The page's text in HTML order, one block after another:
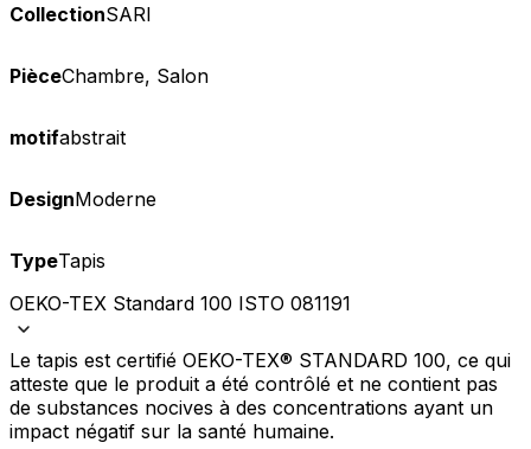
CollectionSARI
PièceChambre, Salon
motifabstrait
DesignModerne
TypeTapis
OEKO-TEX Standard 100 ISTO 081191
Le tapis est certifié OEKO-TEX® STANDARD 100, ce qui
atteste que le produit a été contrôlé et ne contient pas
de substances nocives à des concentrations ayant un
impact négatif sur la santé humaine.